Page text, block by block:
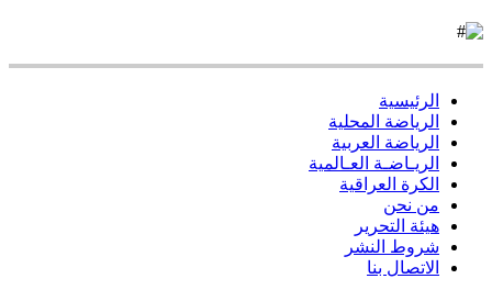
الرئيسية
الرياضة المحلية
الرياضة العربية
الريـاضـة العـالمية
الكرة العراقية
من نحن
هيئة التحرير
شروط النشر
الاتصال بنا